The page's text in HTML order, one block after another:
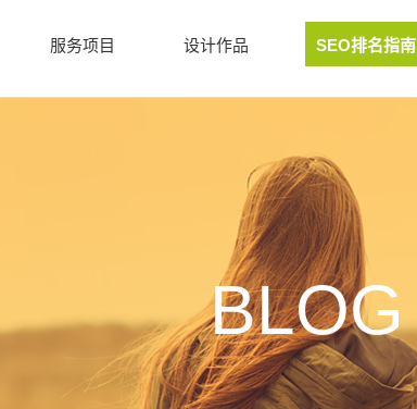
服务项目 设计作品 SEO排名指南
BLOG